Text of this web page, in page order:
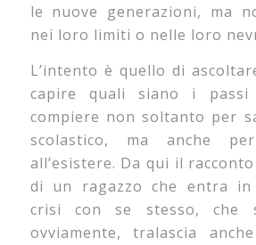
le nuove generazioni, ma
nei loro limiti o nelle loro
L’intento è quello di
capire quali siano i
compiere non soltanto per
scolastico, ma anche
all’esistere. Da qui il
di un ragazzo che entra in
crisi con se stesso, che
ovviamente, tralascia